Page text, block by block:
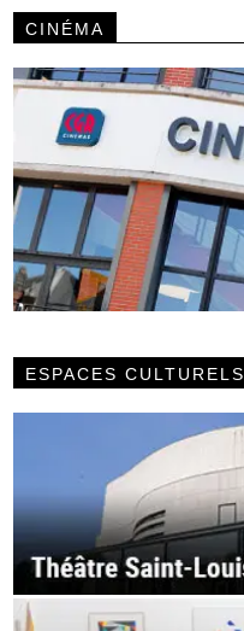
CINÉMA
ESPACES CULTURELS